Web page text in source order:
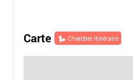
Carte Chercher itinéraire